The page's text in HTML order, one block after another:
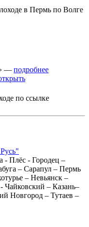
в Пермь по Волге
— подробнее
по ссылке
Плёс - Городец –
– Сарапул – Пермь
– Невьянск –
Чайковский – Казань–
Новгород – Тутаев –